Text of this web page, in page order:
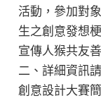
活動，參加對
生之創意發想
宣傳人猴共友
二、詳細資訊
創意設計大賽